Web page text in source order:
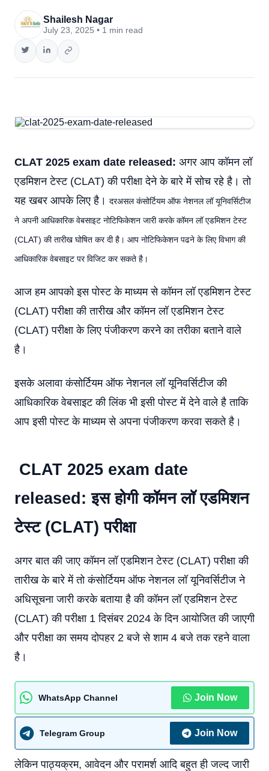
Shailesh Nagar
July 23, 2025 • 1 min read
CLAT 2025 exam date released: अगर आप कॉमन लॉ
एडमिशन टेस्ट (CLAT) की परीक्षा देने के बारे में सोच रहे है। तो
यह खबर आपके लिए है। दरअसल कंसोर्टियम ऑफ नेशनल लॉ यूनिवर्सिटीज
ने अपनी आधिकारिक वेबसाइट नोटिफिकेशन जारी करके कॉमन लॉ एडमिशन टेस्ट
(CLAT) की तारीख घोषित कर दी है। आप नोटिफिकेशन पढने के लिए विभाग की
आधिकारिक वेबसाइट पर विजिट कर सकते है।
आज हम आपको इस पोस्ट के माध्यम से कॉमन लॉ एडमिशन टेस्ट
(CLAT) परीक्षा की तारीख और कॉमन लॉ एडमिशन टेस्ट
(CLAT) परीक्षा के लिए पंजीकरण करने का तरीका बताने वाले
है।
इसके अलावा कंसोर्टियम ऑफ नेशनल लॉ यूनिवर्सिटीज की
आधिकारिक वेबसाइट की लिंक भी इसी पोस्ट में देने वाले है ताकि
आप इसी पोस्ट के माध्यम से अपना पंजीकरण करवा सकते है।
CLAT 2025 exam date
released: इस होगी कॉमन लॉ एडमिशन
टेस्ट (CLAT) परीक्षा
अगर बात की जाए कॉमन लॉ एडमिशन टेस्ट (CLAT) परीक्षा की
तारीख के बारे में तो कंसोर्टियम ऑफ नेशनल लॉ यूनिवर्सिटीज ने
अधिसूचना जारी करके बताया है की कॉमन लॉ एडमिशन टेस्ट
(CLAT) की परीक्षा 1 दिसंबर 2024 के दिन आयोजित की जाएगी
और परीक्षा का समय दोपहर 2 बजे से शाम 4 बजे तक रहने वाला
है।
WhatsApp Channel Join Now
Telegram Group Join Now
लेकिन पाठ्यक्रम, आवेदन और परामर्श आदि बहुत ही जल्द जारी